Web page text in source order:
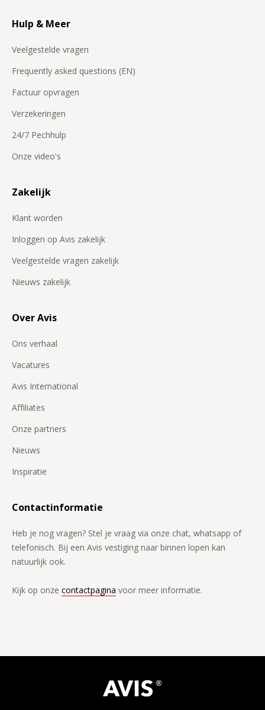
Hulp & Meer
Veelgestelde vragen
Frequently asked questions (EN)
Factuur opvragen
Verzekeringen
24/7 Pechhulp
Onze video's
Zakelijk
Klant worden
Inloggen op Avis zakelijk
Veelgestelde vragen zakelijk
Nieuws zakelijk
Over Avis
Ons verhaal
Vacatures
Avis International
Affiliates
Onze partners
Nieuws
Inspiratie
Contactinformatie
Heb je nog vragen? Stel je vraag via onze chat, whatsapp of
telefonisch. Bij een Avis vestiging naar binnen lopen kan
natuurlijk ook.
Kijk op onze contactpagina voor meer informatie.